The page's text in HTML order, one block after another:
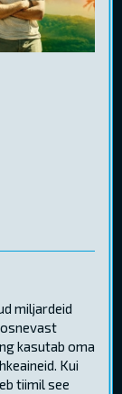
miljardeid
kasutab oma
Kui
tiimil see